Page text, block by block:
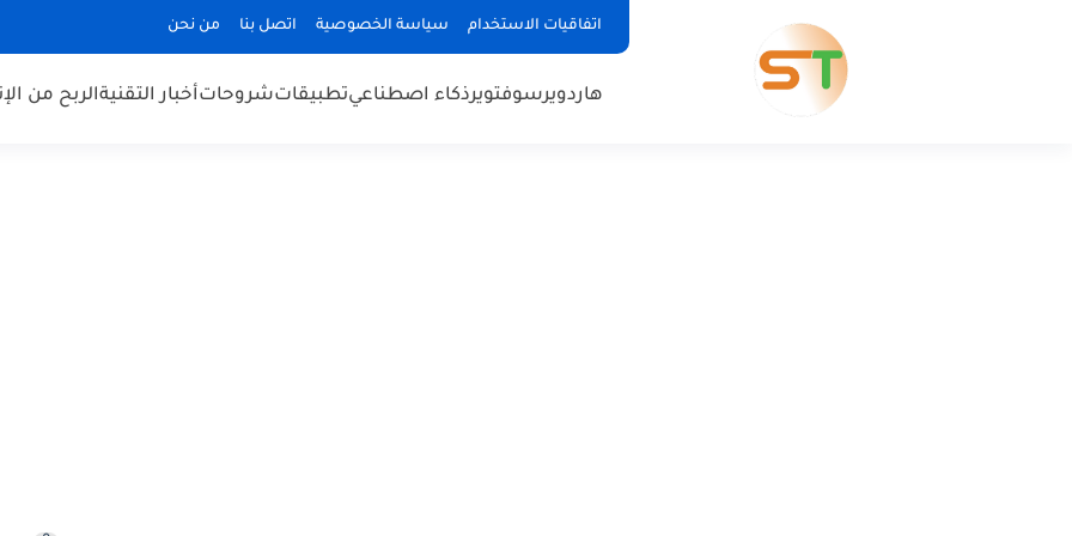
اتفاقيات الاستخدام سياسة الخصوصية اتصل بنا من نحن
هاردويرسوفتويرذكاء اصطناعيتطبيقاتشروحاتأخبار التقنيةالربح من